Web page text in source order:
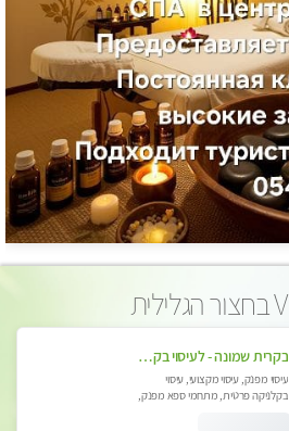
בקרית שמונה - לעיסוי בקליניקה פרטית לחלוטין, מעסה איכותית ומיוחדת ברמה גבוהה מאוד
עיסוי מפנק, עיסוי מקצועי, עיסוי
בקלניקה פרטית, מתחמי ספא מפנק,